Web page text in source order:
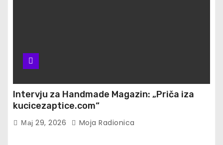
Intervju za Handmade Magazin: „Priča iza
kucicezaptice.com“
Мај 29, 2026 Moja Radionica